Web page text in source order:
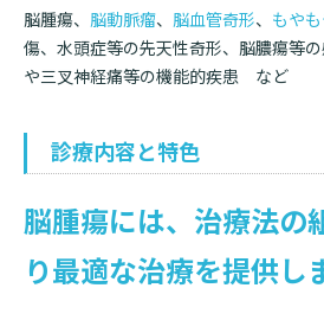
情報公開
厚生労働大臣が定める掲示事項
数字で見る東部病院のいま
臨床研究に関する情報公開につ
研究・業績
外来のお会計について
入院・面会について
入院が決まったら
入院のお会計について
ご面会について
患者さんのご紹介方法
医療連携センター長ごあいさつ
医療機関様からのよくあるご質問
連携登録医制度
連携登録医療機関一覧
採用情報
病院ボランティア募集
ご寄付のお願い
臨床研究センターのご紹介
脳腫瘍、 脳動脈瘤、 脳血管奇形、 もや
傷、水頭症等の先天性奇形、脳膿瘍等
や三叉神経痛等の機能的疾患 など
診療内容と特色
脳腫瘍には、治療法の
り最適な治療を提供し